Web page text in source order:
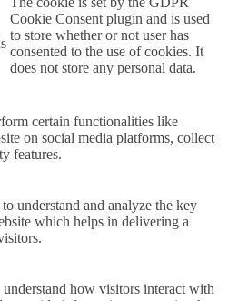
Cookie Consent plugin and is used
to store whether or not user has
consented to the use of cookies. It
does not store any personal data.
certain functionalities like
on social media platforms, collect
features.
understand and analyze the key
which helps in delivering a
how visitors interact with